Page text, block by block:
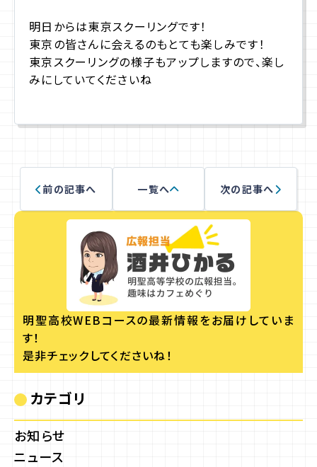
明日からは東京スクーリングです！
東京の皆さんに会えるのもとても楽しみです！
東京スクーリングの様子もアップしますので、楽し
みにしていてくださいね
前の記事へ 一覧へ 次の記事へ
明聖高校WEBコースの最新情報をお届けしていま
す！
是非チェックしてくださいね！
カテゴリ
お知らせ
ニュース